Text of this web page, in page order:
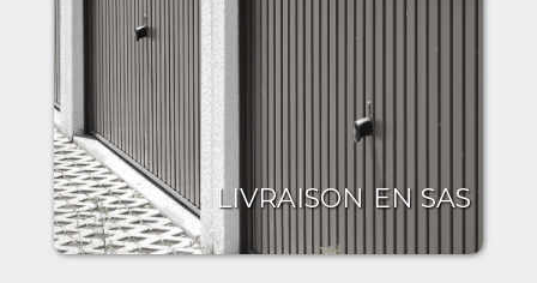
LIVRAISON EN SAS